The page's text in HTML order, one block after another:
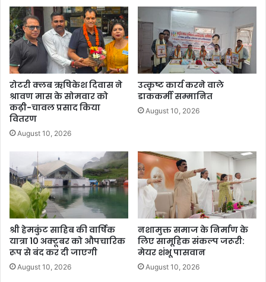
रोटरी क्लब ऋषिकेश दिवास ने
श्रावण मास के सोमवार को
कढ़ी-चावल प्रसाद किया
वितरण
August 10, 2026
उत्कृष्ट कार्य करने वाले
डाककर्मी सम्मानित
August 10, 2026
श्री हेमकुंट साहिब की वार्षिक
यात्रा 10 अक्टूबर को औपचारिक
रूप से बंद कर दी जाएगी
August 10, 2026
नशामुक्त समाज के निर्माण के
लिए सामूहिक संकल्प जरूरी:
मेयर शंभू पासवान
August 10, 2026